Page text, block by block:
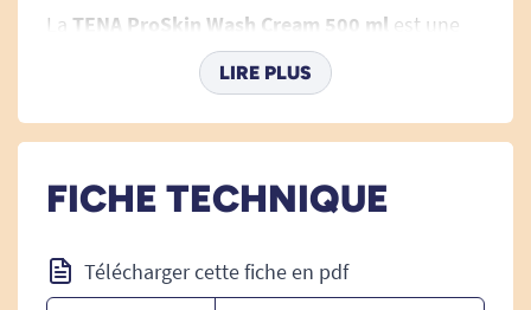
La TENA ProSkin Wash Cream 500 ml est une
crème lavante 3-en-1 conçue pour offrir un soin
quotidien optimal aux personnes à la peau
fragile, sensible ou mature. Formulée pour la
nourrit et protège efficacement l’épiderme tout
en soutenant la barrière naturelle de la peau.
s’inscrit parfaitement parmi lesproduits
LIRE PLUS
FICHE TECHNIQUE
Télécharger cette fiche en pdf